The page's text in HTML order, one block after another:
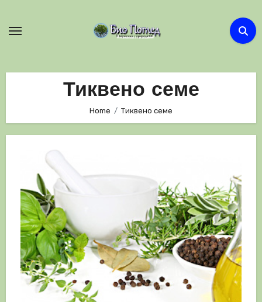
Тиквено семе
Home Тиквено семе